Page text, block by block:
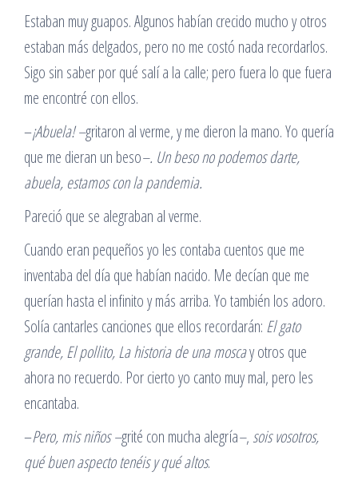
Estaban muy guapos. Algunos habían crecido mucho y otros
estaban más delgados, pero no me costó nada recordarlos.
Sigo sin saber por qué salí a la calle; pero fuera lo que fuera
me encontré con ellos.
–¡Abuela! –gritaron al verme, y me dieron la mano. Yo quería
que me dieran un beso–. Un beso no podemos darte,
abuela, estamos con la pandemia.
Pareció que se alegraban al verme.
Cuando eran pequeños yo les contaba cuentos que me
inventaba del día que habían nacido. Me decían que me
querían hasta el infinito y más arriba. Yo también los adoro.
Solía cantarles canciones que ellos recordarán: El gato
grande, El pollito, La historia de una moscay otros que
ahora no recuerdo. Por cierto yo canto muy mal, pero les
encantaba.
–Pero, mis niños –grité con mucha alegría–, sois vosotros,
qué buen aspecto tenéis y qué altos.